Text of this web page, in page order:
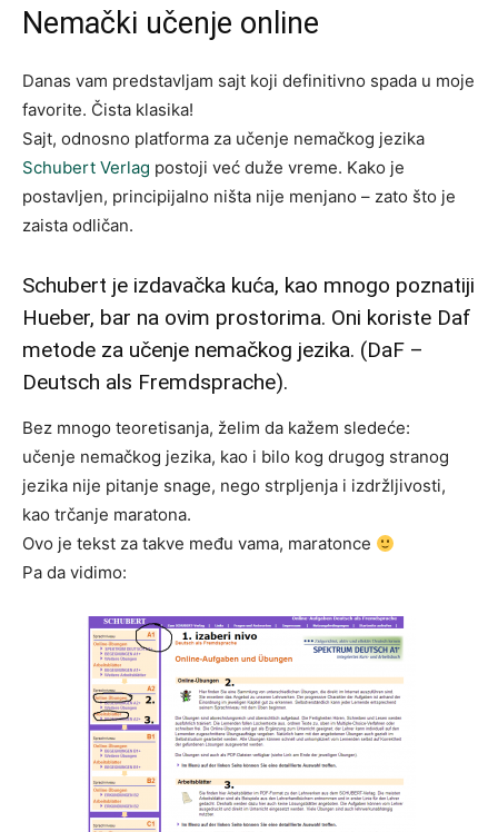
Nemački učenje online
Danas vam predstavljam sajt koji definitivno spada u moje
favorite. Čista klasika!
Sajt, odnosno platforma za učenje nemačkog jezika
Schubert Verlag postoji već duže vreme. Kako je
postavljen, principijalno ništa nije menjano – zato što je
zaista odličan.
Schubert je izdavačka kuća, kao mnogo poznatiji
Hueber, bar na ovim prostorima. Oni koriste Daf
metode za učenje nemačkog jezika. (DaF –
Deutsch als Fremdsprache).
Bez mnogo teoretisanja, želim da kažem sledeće:
učenje nemačkog jezika, kao i bilo kog drugog stranog
jezika nije pitanje snage, nego strpljenja i izdržljivosti,
kao trčanje maratona.
Ovo je tekst za takve među vama, maratonce
Pa da vidimo: